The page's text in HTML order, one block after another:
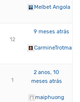
Melbet Angola
12
9 meses atrás
CarmineTrotman
1
2 anos, 10
meses atrás
maiphuong